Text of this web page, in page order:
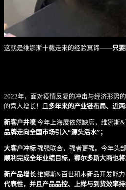
这就是维娜斯十载走来的经验真谛——只要
2022年，面对疫情反复的冲击与经济形势
的喜人增长！且 多年来的产业链布局、近
新客户井喷今年上海展依然缺席，维娜斯&
品牌走向全国市场引入“源头活水”；
大客户冲标强强联合，强者更强。今年头
顺利完成全年业绩目标，鄂尔多斯大商也
新产品增长维娜斯&百世和木新品开发能力
代表性，并且产品品控、上样与到货效率持